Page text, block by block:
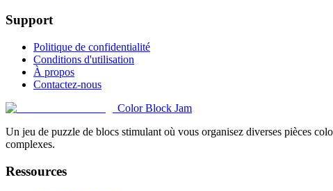
Support
Politique de confidentialité
Conditions d'utilisation
À propos
Contactez-nous
Color Block Jam
Un jeu de puzzle de blocs stimulant où vous organisez diverses pièces
complexes.
Ressources